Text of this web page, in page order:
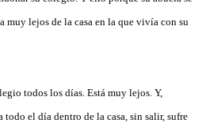
lejos de la casa en la que vivía con su
todos los días. Está muy lejos. Y,
todo el día dentro de la casa, sin salir, sufre